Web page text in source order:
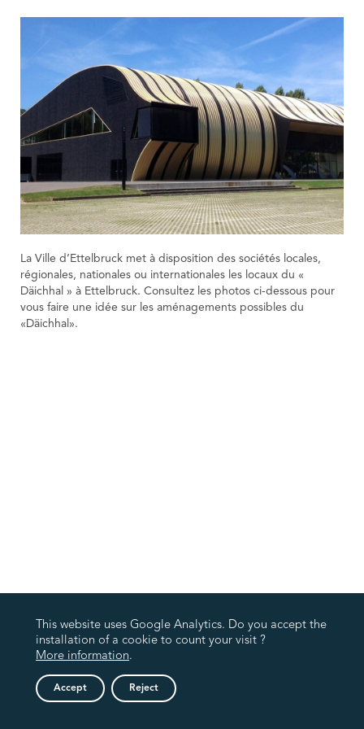
La Ville d’Ettelbruck met à disposition des sociétés locales,
régionales, nationales ou internationales les locaux du «
Däichhal » à Ettelbruck. Consultez les photos ci-dessous pour
vous faire une idée sur les aménagements possibles du
«Däichhal».
This website uses Google Analytics. Do you accept the
installation of a cookie to count your visit ?
More information.
Accept Reject